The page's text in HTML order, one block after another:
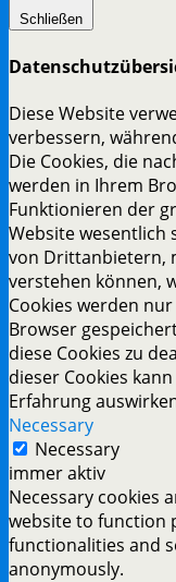
Schließen
Diese Website
verbessern,
Die Cookies, die
werden in Ihrem
Funktionieren der
Website wesentlich
von Drittanbietern,
verstehen können,
Cookies werden
Browser
diese Cookies zu
dieser Cookies
Erfahrung
Necessary
Necessary
immer aktiv
Necessary cookies
website to function
functionalities and
anonymously.